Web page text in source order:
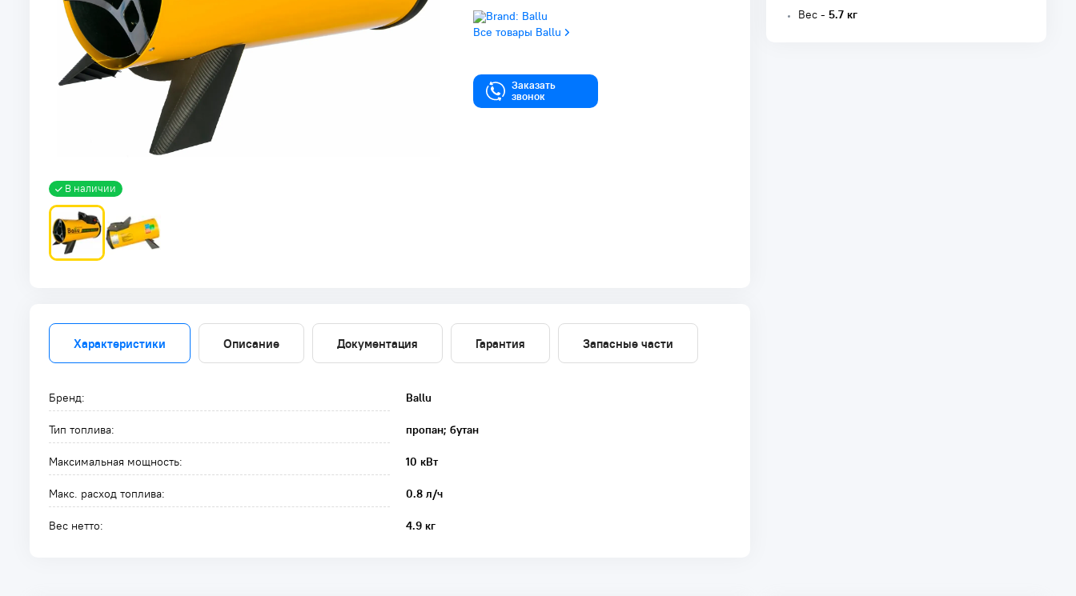
В наличии
Все товары Ballu
Заказать
звонок
Вес - 5.7 кг
Характеристики Описание Документация Гарантия Запасные части
Бренд: Ballu
Тип топлива: пропан; бутан
Максимальная мощность: 10 кВт
Макс. расход топлива: 0.8 л/ч
Вес нетто: 4.9 кг